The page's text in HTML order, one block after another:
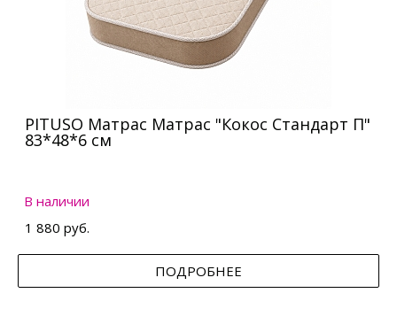
PITUSO Матрас Матрас "Кокос Стандарт П"
83*48*6 см
В наличии
1 880 руб.
ПОДРОБНЕЕ